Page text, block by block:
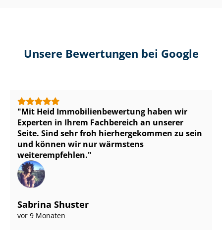
Unsere Bewertungen bei Google
Mit Heid Im­mo­bi­li­en­be­wer­tung haben wir
Experten in Ihrem Fachbereich an unserer
Seite. Sind sehr froh hierhergekommen zu sein
und können wir nur wärmstens
weiterempfehlen.
Sabrina Shuster
vor 9 Monaten